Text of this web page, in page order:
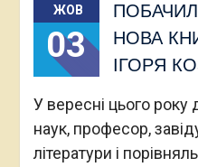
ЖОВ
03
НОВА
ІГОРЯ
У вересні цього року
наук, професор,
літератури і